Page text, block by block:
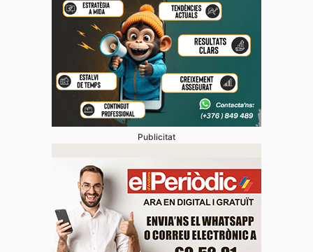
Publicitat